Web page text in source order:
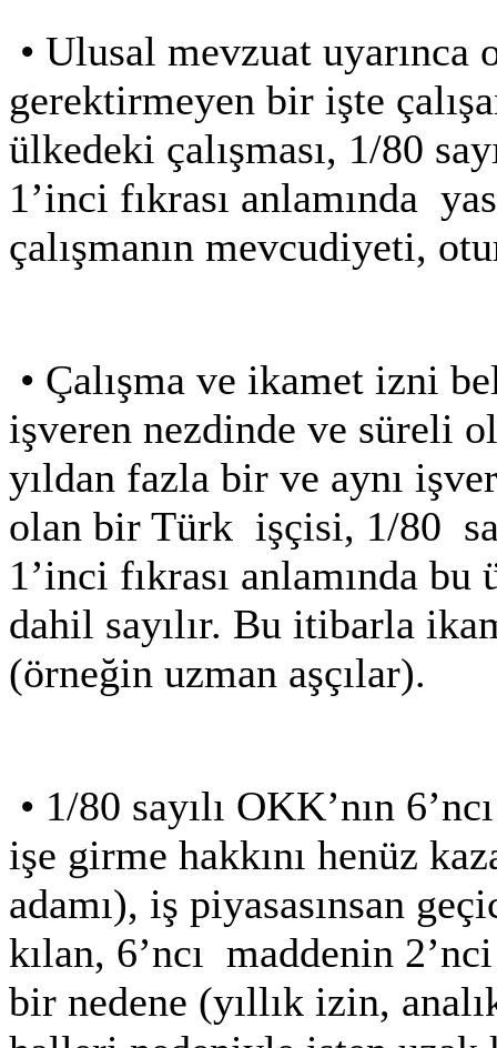
• Ulusal mevzuat uyarınca
gerektirmeyen bir işte
ülkedeki çalışması, 1/80
1’inci fıkrası anlamında
çalışmanın mevcudiyeti,
• Çalışma ve ikamet izni
işveren nezdinde ve süreli
yıldan fazla bir ve aynı
olan bir Türk işçisi, 1/80
1’inci fıkrası anlamında
dahil sayılır. Bu itibarla
(örneğin uzman aşçılar).
• 1/80 sayılı OKK’nın
işe girme hakkını henüz
adamı), iş piyasasınsan
kılan, 6’ncı maddenin
bir nedene (yıllık izin,